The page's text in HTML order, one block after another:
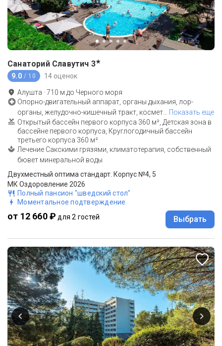
Санаторий Славутич 3★
9.0 / 10 14 оценок
Алушта ·710 м до Черного моря
Опорно-двигательный аппарат, органы дыхания, лор-
органы, желудочно-кишечный тракт, космет
Показать еще
Открытый бассейн первого корпуса 360 м², Детская зона в
бассейне первого корпуса, Круглогодичный бассейн
третьего корпуса 360 м²
Лечение Сакскими грязями, климатотерапия, собственный
бювет минеральной воды
Двухместный оптима стандарт. Корпус №4, 5
МК Оздоровление 2026
Полный пансион "шведский стол"
Моментальное подтверждение
от 12 660 ₽ для 2 гостей Выбрать